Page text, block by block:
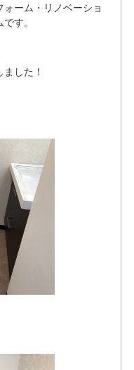
ーム・リノベーショ
す。
した！